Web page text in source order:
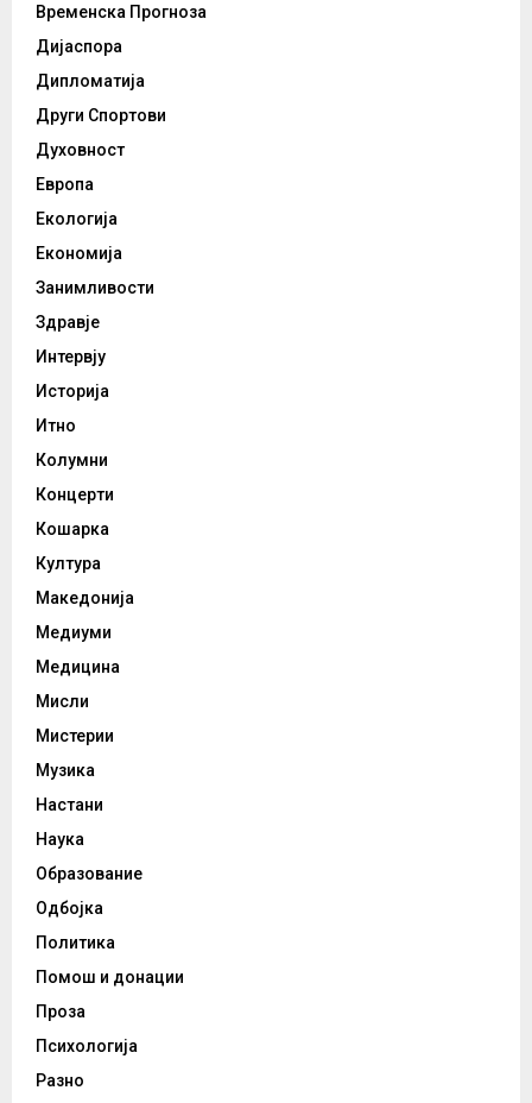
Временска Прогноза
Дијаспора
Дипломатија
Други Спортови
Духовност
Европа
Екологија
Економија
Занимливости
Здравје
Интервју
Историја
Итно
Колумни
Концерти
Кошарка
Култура
Македонија
Медиуми
Медицина
Мисли
Мистерии
Музика
Настани
Наука
Образование
Одбојка
Политика
Помош и донации
Проза
Психологија
Разно